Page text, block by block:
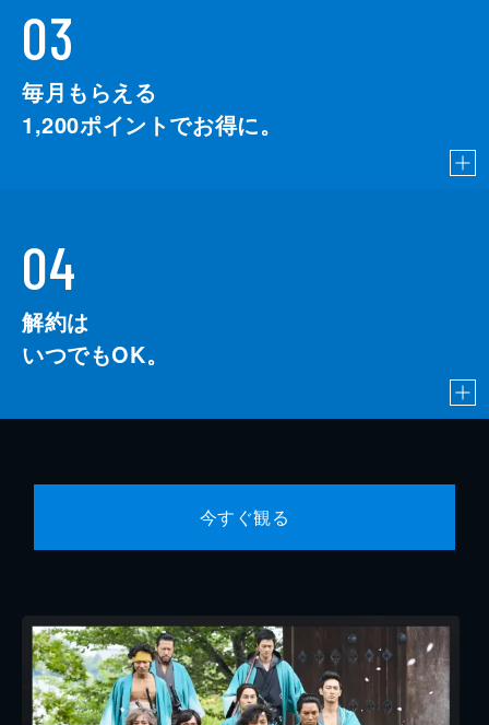
03
毎月もらえる
1,200ポイントでお得に。
04
解約は
いつでもOK。
今すぐ観る